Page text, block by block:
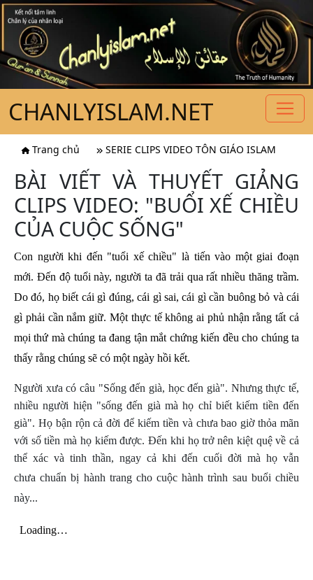
CHANLYISLAM.NET
Trang chủ SERIE CLIPS VIDEO TÔN GIÁO ISLAM
BÀI VIẾT VÀ THUYẾT GIẢNG
CLIPS VIDEO: "BUỔI XẾ CHIỀU
CỦA CUỘC SỐNG"
Con người khi đến "tuổi xế chiều" là tiến vào một giai đoạn
mới. Đến độ tuổi này, người ta đã trải qua rất nhiều thăng trầm.
Do đó, họ biết cái gì đúng, cái gì sai, cái gì cần buông bỏ và cái
gì phải cần nắm giữ. Một thực tế không ai phủ nhận rằng tất cả
mọi thứ mà chúng ta đang tận mắt chứng kiến đều cho chúng ta
thấy rằng chúng sẽ có một ngày hồi kết.
Người xưa có câu "Sống đến già, học đến già". Nhưng thực tế,
nhiều người hiện "sống đến già mà họ chỉ biết kiếm tiền đến
già". Họ bận rộn cả đời để kiếm tiền và chưa bao giờ thỏa mãn
với số tiền mà họ kiếm được. Đến khi họ trở nên kiệt quệ về cả
thể xác và tinh thần, ngay cả khi đến cuối đời mà họ vẫn
chưachuẩn bị hành trang cho cuộc hành trình sau buổi chiều
này...